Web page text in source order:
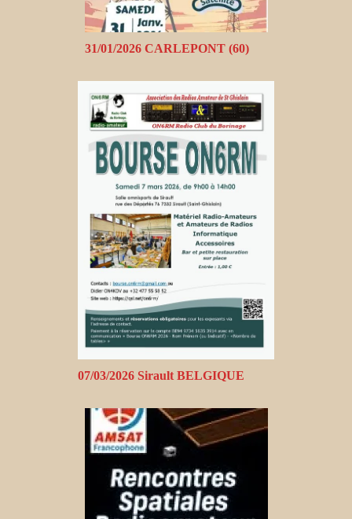
31/01/2026 CARLEPONT (60)
07/03/2026 Sirault BELGIQUE